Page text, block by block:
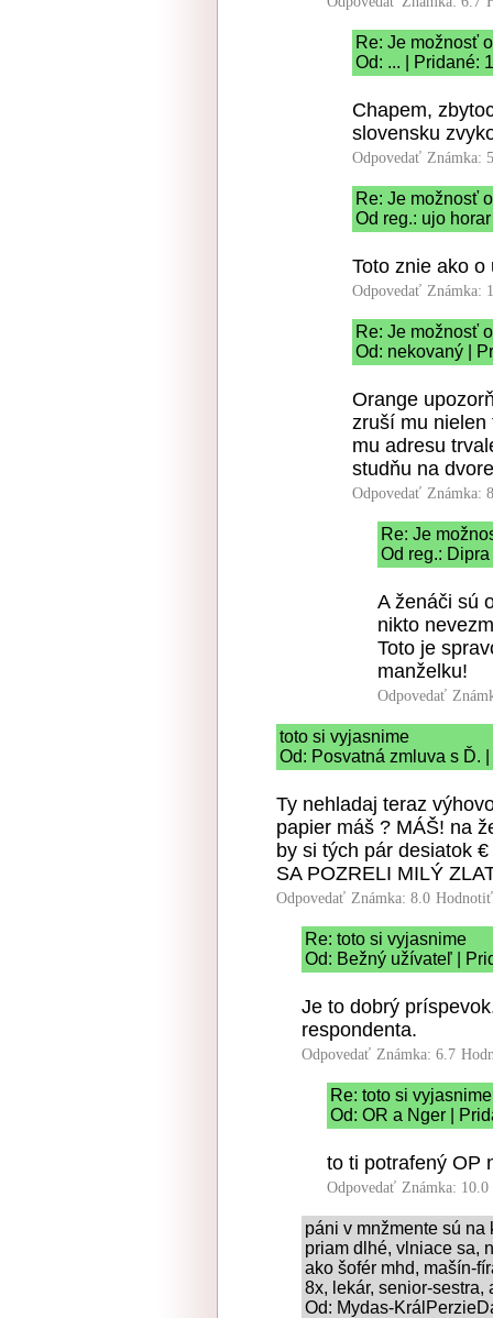
Re: Je možnosť
Od: ... | Pridané:
Chapem,
slovensku
Odpovedať Známka:
Re: Je možnosť
Od reg.: ujo
Toto znie ako
Odpovedať Známka:
Re: Je možnosť
Od: nekovaný |
Orange
zruší mu nielen
mu adresu
studňu na
Odpovedať Známka:
Re: Je
Od reg.:
A ženáči sú
nikto
Toto je
manželku!
Odpovedať
toto si vyjasnime
Od: Posvatná zmluva s Ď.
Ty nehladaj teraz
papier máš ? MÁŠ! na
by si tých pár desiatok
SA POZRELI MILÝ
Odpovedať Známka: 8.0
Re: toto si vyjasnime
Od: Bežný užívateľ |
Je to dobrý
respondenta.
Odpovedať Známka: 6.7
Re: toto si vyjasnime
Od: OR a Nger |
to ti potrafený OP
Odpovedať Známka: 10.0
páni v mnžmente sú
priam dlhé, vlniace sa,
ako šofér mhd, mašín-
8x, lekár, senior-sestra,
Od: Mydas-